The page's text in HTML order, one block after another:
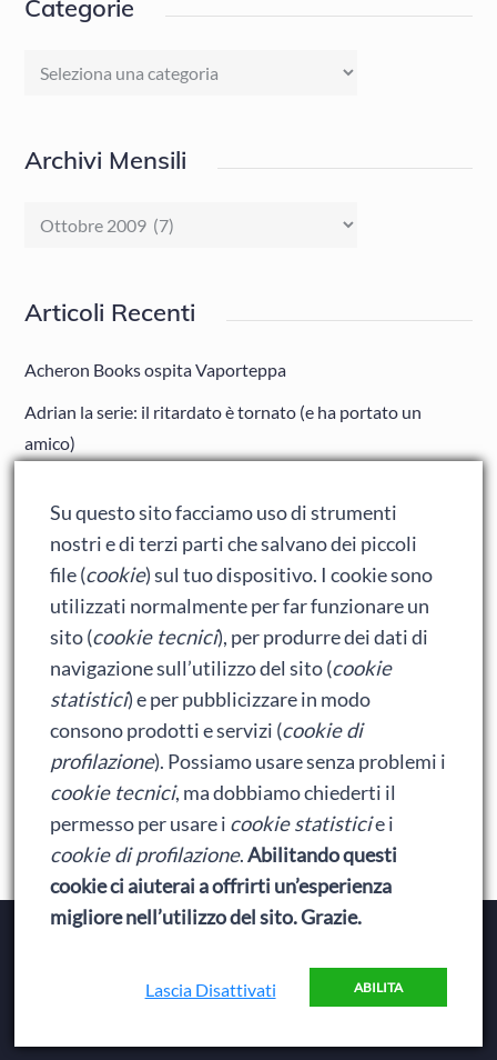
Categorie
Categorie
Archivi Mensili
Archivi
Articoli Recenti
Acheron Books ospita Vaporteppa
Adrian la serie: il ritardato è tornato (e ha portato un
amico)
Ralph spacca Internet: analisi del film
Bumblebee: un buon film dei Transformers
Meta
Accedi
Feed dei contenuti
Feed dei commenti
WordPress.org
Privacy Policy
Su questo sito facciamo uso di strumenti
nostri e di terzi parti che salvano dei piccoli
file (cookie) sul tuo dispositivo. I cookie sono
utilizzati normalmente per far funzionare un
sito (cookie tecnici), per produrre dei dati di
navigazione sull’utilizzo del sito (cookie
statistici) e per pubblicizzare in modo
consono prodotti e servizi (cookie di
profilazione). Possiamo usare senza problemi i
cookie tecnici, ma dobbiamo chiederti il
permesso per usare i cookie statisticie i
cookie di profilazione.Abilitando questi
cookie ci aiuterai a offrirti un’esperienza
migliore nell’utilizzo del sito. Grazie.
ABILITA
Lascia Disattivati